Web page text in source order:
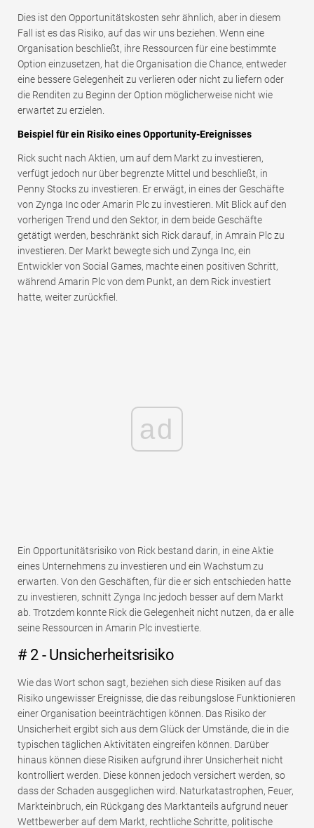
Dies ist den Opportunitätskosten sehr ähnlich, aber in diesem
Fall ist es das Risiko, auf das wir uns beziehen. Wenn eine
Organisation beschließt, ihre Ressourcen für eine bestimmte
Option einzusetzen, hat die Organisation die Chance, entweder
eine bessere Gelegenheit zu verlieren oder nicht zu liefern oder
die Renditen zu Beginn der Option möglicherweise nicht wie
erwartet zu erzielen.
Beispiel für ein Risiko eines Opportunity-Ereignisses
Rick sucht nach Aktien, um auf dem Markt zu investieren,
verfügt jedoch nur über begrenzte Mittel und beschließt, in
Penny Stocks zu investieren. Er erwägt, in eines der Geschäfte
von Zynga Inc oder Amarin Plc zu investieren. Mit Blick auf den
vorherigen Trend und den Sektor, in dem beide Geschäfte
getätigt werden, beschränkt sich Rick darauf, in Amrain Plc zu
investieren. Der Markt bewegte sich und Zynga Inc, ein
Entwickler von Social Games, machte einen positiven Schritt,
während Amarin Plc von dem Punkt, an dem Rick investiert
hatte, weiter zurückfiel.
ad
Ein Opportunitätsrisiko von Rick bestand darin, in eine Aktie
eines Unternehmens zu investieren und ein Wachstum zu
erwarten. Von den Geschäften, für die er sich entschieden hatte
zu investieren, schnitt Zynga Inc jedoch besser auf dem Markt
ab. Trotzdem konnte Rick die Gelegenheit nicht nutzen, da er alle
seine Ressourcen in Amarin Plc investierte.
# 2 - Unsicherheitsrisiko
Wie das Wort schon sagt, beziehen sich diese Risiken auf das
Risiko ungewisser Ereignisse, die das reibungslose Funktionieren
einer Organisation beeinträchtigen können. Das Risiko der
Unsicherheit ergibt sich aus dem Glück der Umstände, die in die
typischen täglichen Aktivitäten eingreifen können. Darüber
hinaus können diese Risiken aufgrund ihrer Unsicherheit nicht
kontrolliert werden. Diese können jedoch versichert werden, so
dass der Schaden ausgeglichen wird. Naturkatastrophen, Feuer,
Markteinbruch, ein Rückgang des Marktanteils aufgrund neuer
Wettbewerber auf dem Markt, rechtliche Schritte, politische